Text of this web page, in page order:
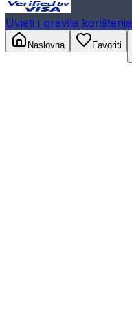
Uvjeti i pravila korištenja
Naslovna
Favoriti